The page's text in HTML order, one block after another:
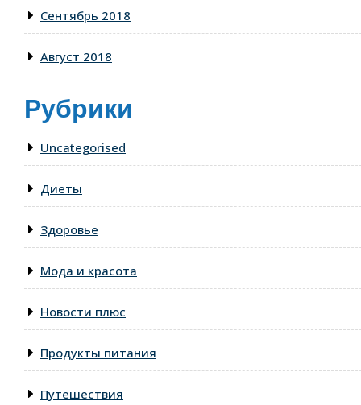
Сентябрь 2018
Август 2018
Рубрики
Uncategorised
Диеты
Здоровье
Мода и красота
Новости плюс
Продукты питания
Путешествия